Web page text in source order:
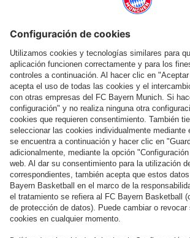
ESTO LE PUEDE INTERESAR
TIENDA
ONLINE
¡Disponible
la nueva
primera
equipación
para la
2025/26!
OFERTA
VENTILADOR
FC Bayern
Múnich
Tarjetas de
autógrafos
AFICIÓN
Clubs
de fans
MYFCBAYERN
Descubre tu
espacio
personal para
fans
Colaborador